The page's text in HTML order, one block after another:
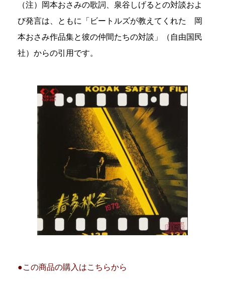
（注）岡本おさみの歌詞、泉谷しげるとの対談およ
び発言は、ともに「ビートルズが教えてくれた 岡
本おさみ作品集と彼の仲間たちの対談」（自由国民
社）からの引用です。
●この商品の購入はこちらから